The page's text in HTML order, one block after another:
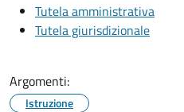
Tutela amministrativa
Tutela giurisdizionale
Argomenti:
Istruzione